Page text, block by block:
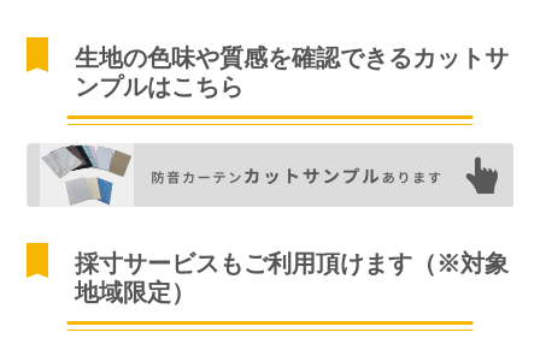
生地の色味や質感を確認できるカットサ
ンプルはこちら
採寸サービスもご利用頂けます（※対象
地域限定）